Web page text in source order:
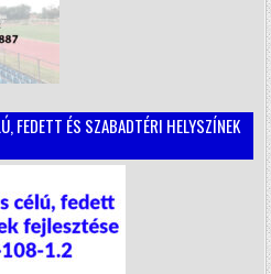
FEDETT ÉS SZABADTÉRI HELYSZÍNEK